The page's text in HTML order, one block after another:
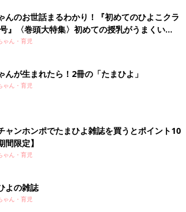
んのお世話まるわかり！『初めてのひよこクラ
』〈巻頭大特集〉初めての授乳がうまくい
っぱい・ミルクの基本と夏のトラブル 解決テ
ゃん・育児
んが生まれたら！2冊の「たまひよ」
ゃん・育児
ャンホンポでたまひよ雑誌を買うとポイント10
間限定】
ゃん・育児
よの雑誌
ゃん・育児